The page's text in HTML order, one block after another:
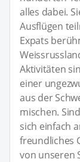
alles dabei.
Ausflügen
Expats
Aktivitäten
einer
aus der
mischen.
sich einfach
freundliches
von unseren